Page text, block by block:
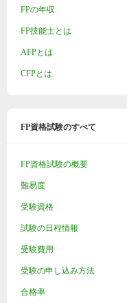
FPの年収
FP技能士とは
AFPとは
CFPとは
FP資格試験のすべて
FP資格試験の概要
難易度
受験資格
試験の日程情報
受験費用
受験の申し込み方法
合格率